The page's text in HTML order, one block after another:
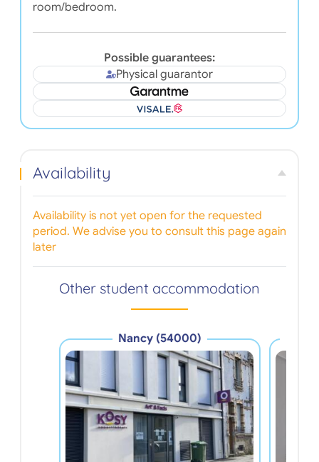
room/bedroom.
Possible guarantees:
Physical guarantor
Availability
Availability is not yet open for the requested
period. We advise you to consult this page again
later
Other student accommodation
Nancy (54000)